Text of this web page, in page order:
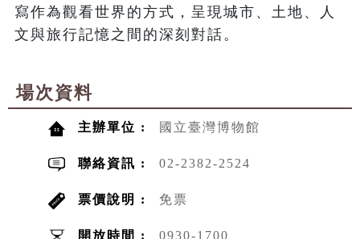
寫作為觀看世界的方式，呈現城市、土地、人
文與旅行記憶之間的深刻對話。
場次資料
主辦單位 : 國立臺灣博物館
聯絡資訊 : 02-2382-2524
票價說明 : 免票
開放時間 : 0930-1700